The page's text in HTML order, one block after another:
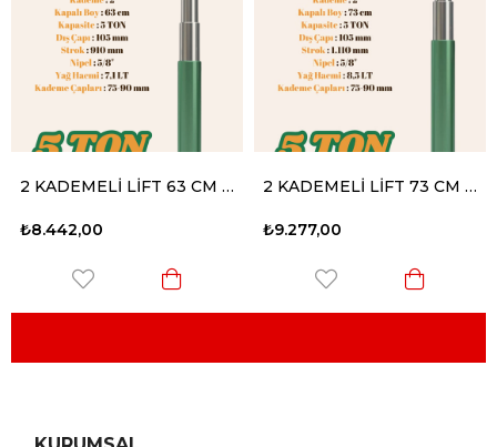
2 KADEMELİ LİFT 63 CM 5 TON
₺8.442,00
2 KADEMELİ LİFT 73 CM 5 TON
₺9.277,00